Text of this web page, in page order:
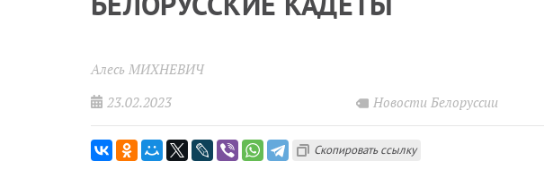
Алесь МИХНЕВИЧ
23.02.2023
Новости Белоруссии
Скопировать ссылку